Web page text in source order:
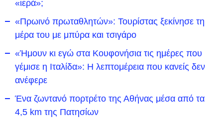
«ιερά»;
«Πρωινό πρωταθλητών»: Τουρίστας ξεκίνησε τη
μέρα του με μπύρα και τσιγάρο
«Ήμουν κι εγώ στα Κουφονήσια τις ημέρες που
γέμισε η Ιταλίδα»: Η λεπτομέρεια που κανείς δεν
ανέφερε
Ένα ζωντανό πορτρέτο της Αθήνας μέσα από τα
4,5 km της Πατησίων